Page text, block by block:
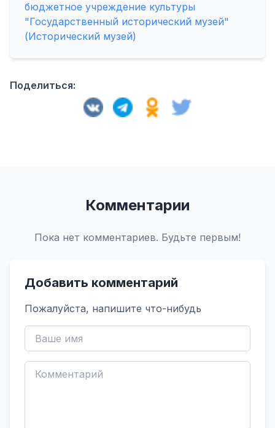
бюджетное учреждение культуры
"Государственный исторический музей"
(Исторический музей)
Поделиться:
Комментарии
Пока нет комментариев. Будьте первым!
Добавить комментарий
Пожалуйста, напишите что-нибудь